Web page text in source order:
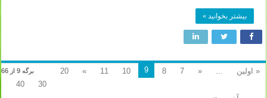
بیشتر بخوانید »
برگه 9 از 66 « اولین «
7
8
9
10
11
»
20
30
40